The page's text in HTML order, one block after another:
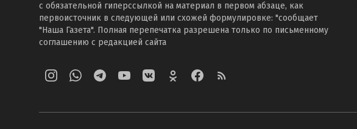
с обязательной гиперссылкой на материал в первом абзаце, как
первоисточник в следующей или схожей формулировке: "сообщает
"Наша Газета". Полная перепечатка разрешена только по письменному
соглашению с редакцией сайта